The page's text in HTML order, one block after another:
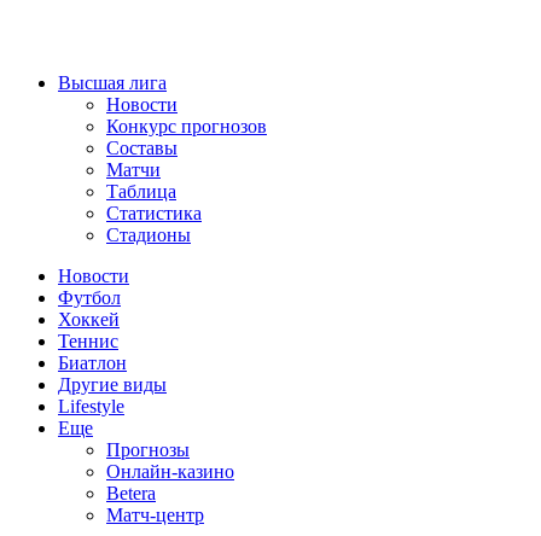
Высшая лига
Новости
Конкурс прогнозов
Составы
Матчи
Таблица
Статистика
Стадионы
Новости
Футбол
Хоккей
Теннис
Биатлон
Другие виды
Lifestyle
Еще
Прогнозы
Онлайн-казино
Betera
Матч-центр